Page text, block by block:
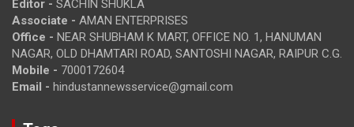
Editor - SACHIN SHUKLA
Associate - AMAN ENTERPRISES
Office - NEAR SHUBHAM K MART, OFFICE NO. 1, HANUMAN
NAGAR, OLD DHAMTARI ROAD, SANTOSHI NAGAR, RAIPUR C.G.
Mobile - 7000172604
Email - hindustannewsservice@gmail.com